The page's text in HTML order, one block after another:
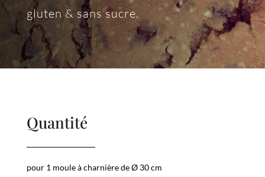
gluten & sans sucre.
Quantité
pour 1 moule à charnière de Ø 30 cm